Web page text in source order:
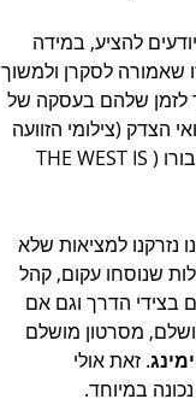
להציע, במידה
שאמורה לסקרן ולמשוך
לזמן שלהם בעסקה של
הצדק (צילומי הזוועה
מהמסיבה) , ואז יגיע הנבל (HAMAS IS ISIS) ואז הצופה יבין למה זה רלוונטי עבורו (THE WEST IS
נזרקנו למציאות שלא
שנוסחו עקום, קהל
בצידי הדרך וגם אם
מסרטון מושלם
. זאת אולי
במיוחד.